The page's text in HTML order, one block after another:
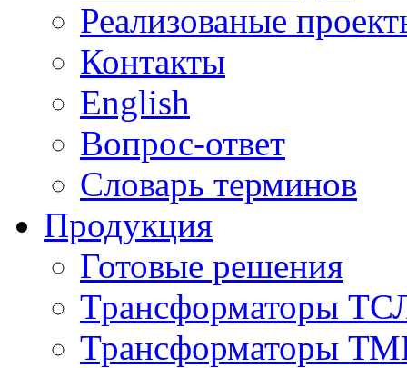
Реализованые
Контакты
English
Вопрос-ответ
Словарь терминов
Продукция
Готовые решения
Трансформаторы
Трансформаторы